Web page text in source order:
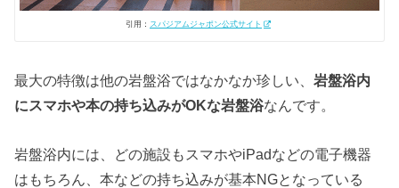
引用： スパジアムジャポン公式サイト
最大の特徴は他の岩盤浴ではなかなか珍しい、岩盤浴内
にスマホや本の持ち込みがOKな岩盤浴なんです。
岩盤浴内には、どの施設もスマホやiPadなどの電子機器
はもちろん、本などの持ち込みが基本NGとなっている